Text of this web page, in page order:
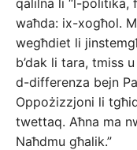
waħda: ix-xogħol.
wegħdiet li
b’dak li tara, tmiss
d-differenza bejn
Oppożizzjoni li
twettaq. Aħna ma
Naħdmu għalik.”